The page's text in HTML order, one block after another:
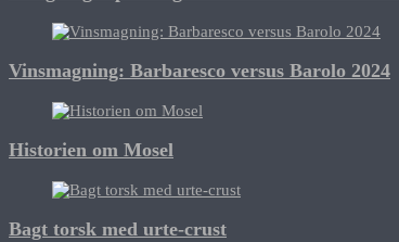
Vinsmagning: Barbaresco versus Barolo 2024
Historien om Mosel
Bagt torsk med urte-crust